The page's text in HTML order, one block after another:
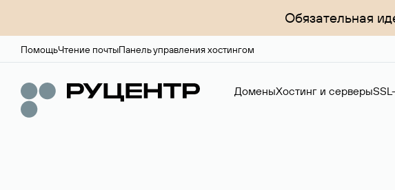
Обязательная
ПомощьЧтение почтыПанель управления хостингом
ДоменыХостинг и серверы